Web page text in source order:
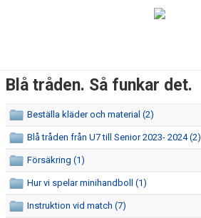
BLÅ TRÅDEN. SÅ FUNKAR DET.
LAGENS ORGANISATION
Blå tråden. Så funkar det.
Beställa kläder och material (2)
Blå tråden från U7 till Senior 2023- 2024 (2)
Försäkring (1)
Hur vi spelar minihandboll (1)
Instruktion vid match (7)